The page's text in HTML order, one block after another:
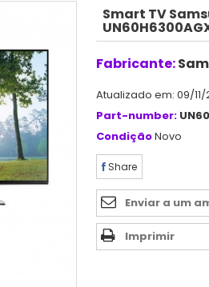
Smart TV
Fabricante:
Atualizado em: 09/11/
Part-number:
CondiçãoNovo
Share
Enviar a um
Imprimir